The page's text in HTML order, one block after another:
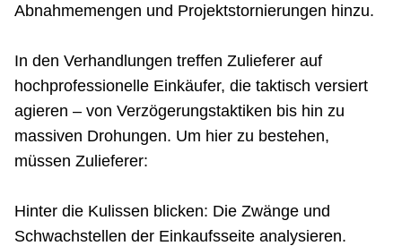
Abnahmemengen und Projektstornierungen hinzu.
In den Verhandlungen treffen Zulieferer auf
hochprofessionelle Einkäufer, die taktisch versiert
agieren – von Verzögerungstaktiken bis hin zu
massiven Drohungen. Um hier zu bestehen,
müssen Zulieferer:
Hinter die Kulissen blicken: Die Zwänge und
Schwachstellen der Einkaufsseite analysieren.